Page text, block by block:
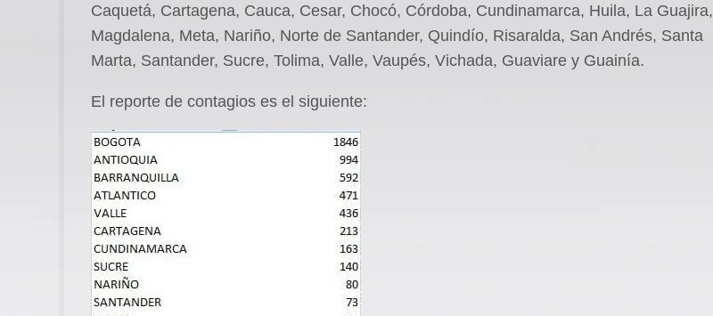
Caquetá, Cartagena, Cauca, Cesar, Chocó, Córdoba, Cundinamarca, Huila, La Guajira,
Magdalena, Meta, Nariño, Norte de Santander, Quindío, Risaralda, San Andrés, Santa
Marta, Santander, Sucre, Tolima, Valle, Vaupés, Vichada, Guaviare y Guainía.
El reporte de contagios es el siguiente: